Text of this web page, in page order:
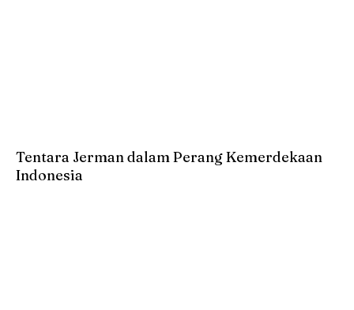
Tentara Jerman dalam Perang Kemerdekaan
Indonesia